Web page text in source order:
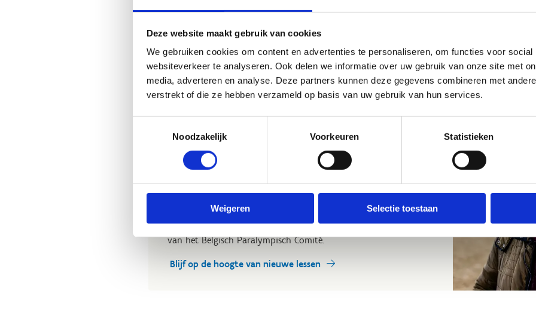
Deze website maakt gebruik van cookies
We gebruiken cookies om content en advertenties te personaliseren, om functies voor
websiteverkeer te analyseren. Ook delen we informatie over uw gebruik van onze site met
media, adverteren en analyse. Deze partners kunnen deze gegevens combineren met
verstrekt of die ze hebben verzameld op basis van uw gebruik van hun services.
Noodzakelijk
Voorkeuren Statistieken
Weigeren Selectie toestaan
Ontdek ons aanbod & schrijf je in
Para-dressuur
Privéles met Anne d'Ieteren
Ben jij een para-dressuurruiter die graag wil bijleren van een zeer
succesvolle internationale dressuuramazone? Dan zijn de
privélessen van Anne d'Ieteren iets voor jou!
Naast haar succesvolle carrière als dressuuramazone speelde
Anne als coach en trainer een cruciale rol in de ontwikkeling van
de para-dressuur in ons land. Tot april 2022 was ze voorzitter
van het Belgisch Paralympisch Comité.
Blijf op de hoogte van nieuwe lessen